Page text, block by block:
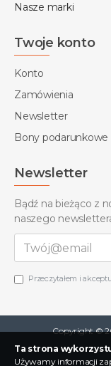
Nasze marki
Twoje konto
Konto
Zamówienia
Newsletter
Bony podarunkowe
Newsletter
Bądź na bieżąco z
naszego
Przeczytałem i
Copyright ©
Ta strona
Używamy informacji